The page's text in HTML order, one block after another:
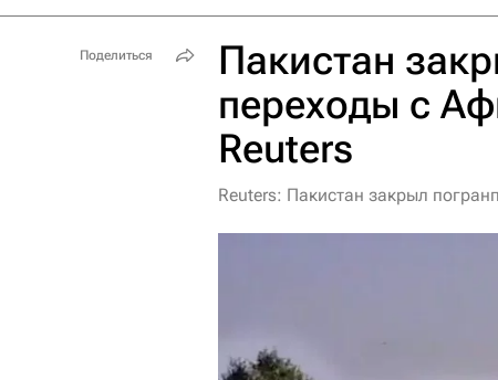
Пакистан
переходы с
Reuters
Reuters: Пакистан закрыл
Поделиться